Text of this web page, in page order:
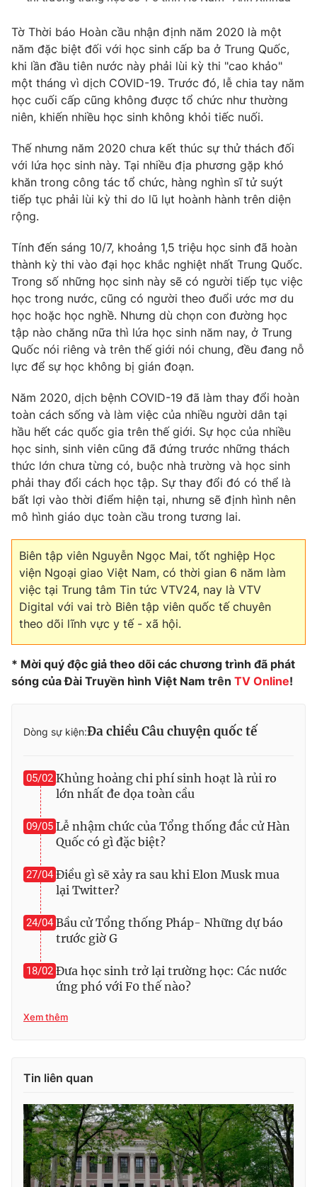
Tờ Thời báo Hoàn cầu nhận định năm 2020 là một
năm đặc biệt đối với học sinh cấp ba ở Trung Quốc,
khi lần đầu tiên nước này phải lùi kỳ thi "cao khảo"
một tháng vì dịch COVID-19. Trước đó, lễ chia tay năm
học cuối cấp cũng không được tổ chức như thường
niên, khiến nhiều học sinh không khỏi tiếc nuối.
Thế nhưng năm 2020 chưa kết thúc sự thử thách đối
với lứa học sinh này. Tại nhiều địa phương gặp khó
khăn trong công tác tổ chức, hàng nghìn sĩ tử suýt
tiếp tục phải lùi kỳ thi do lũ lụt hoành hành trên diện
rộng.
Tính đến sáng 10/7, khoảng 1,5 triệu học sinh đã hoàn
thành kỳ thi vào đại học khắc nghiệt nhất Trung Quốc.
Trong số những học sinh này sẽ có người tiếp tục việc
học trong nước, cũng có người theo đuổi ước mơ du
học hoặc học nghề. Nhưng dù chọn con đường học
tập nào chăng nữa thì lứa học sinh năm nay, ở Trung
Quốc nói riêng và trên thế giới nói chung, đều đang nỗ
lực để sự học không bị gián đoạn.
Năm 2020, dịch bệnh COVID-19 đã làm thay đổi hoàn
toàn cách sống và làm việc của nhiều người dân tại
hầu hết các quốc gia trên thế giới. Sự học của nhiều
học sinh, sinh viên cũng đã đứng trước những thách
thức lớn chưa từng có, buộc nhà trường và học sinh
phải thay đổi cách học tập. Sự thay đổi đó có thể là
bất lợi vào thời điểm hiện tại, nhưng sẽ định hình nên
mô hình giáo dục toàn cầu trong tương lai.
Biên tập viên Nguyễn Ngọc Mai, tốt nghiệp Học
viện Ngoại giao Việt Nam, có thời gian 6 năm làm
việc tại Trung tâm Tin tức VTV24, nay là VTV
Digital với vai trò Biên tập viên quốc tế chuyên
theo dõi lĩnh vực y tế - xã hội.
* Mời quý độc giả theo dõi các chương trình đã phát
sóng của Đài Truyền hình Việt Nam trên TV Online!
Dòng sự kiện:Đa chiều Câu chuyện quốc tế
05/02 Khủng hoảng chi phí sinh hoạt là rủi ro
lớn nhất đe dọa toàn cầu
09/05 Lễ nhậm chức của Tổng thống đắc cử Hàn
Quốc có gì đặc biệt?
27/04 Điều gì sẽ xảy ra sau khi Elon Musk mua
lại Twitter?
24/04 Bầu cử Tổng thống Pháp- Những dự báo
trước giờ G
18/02 Đưa học sinh trở lại trường học: Các nước
ứng phó với F0 thế nào?
Xem thêm
Tin liên quan